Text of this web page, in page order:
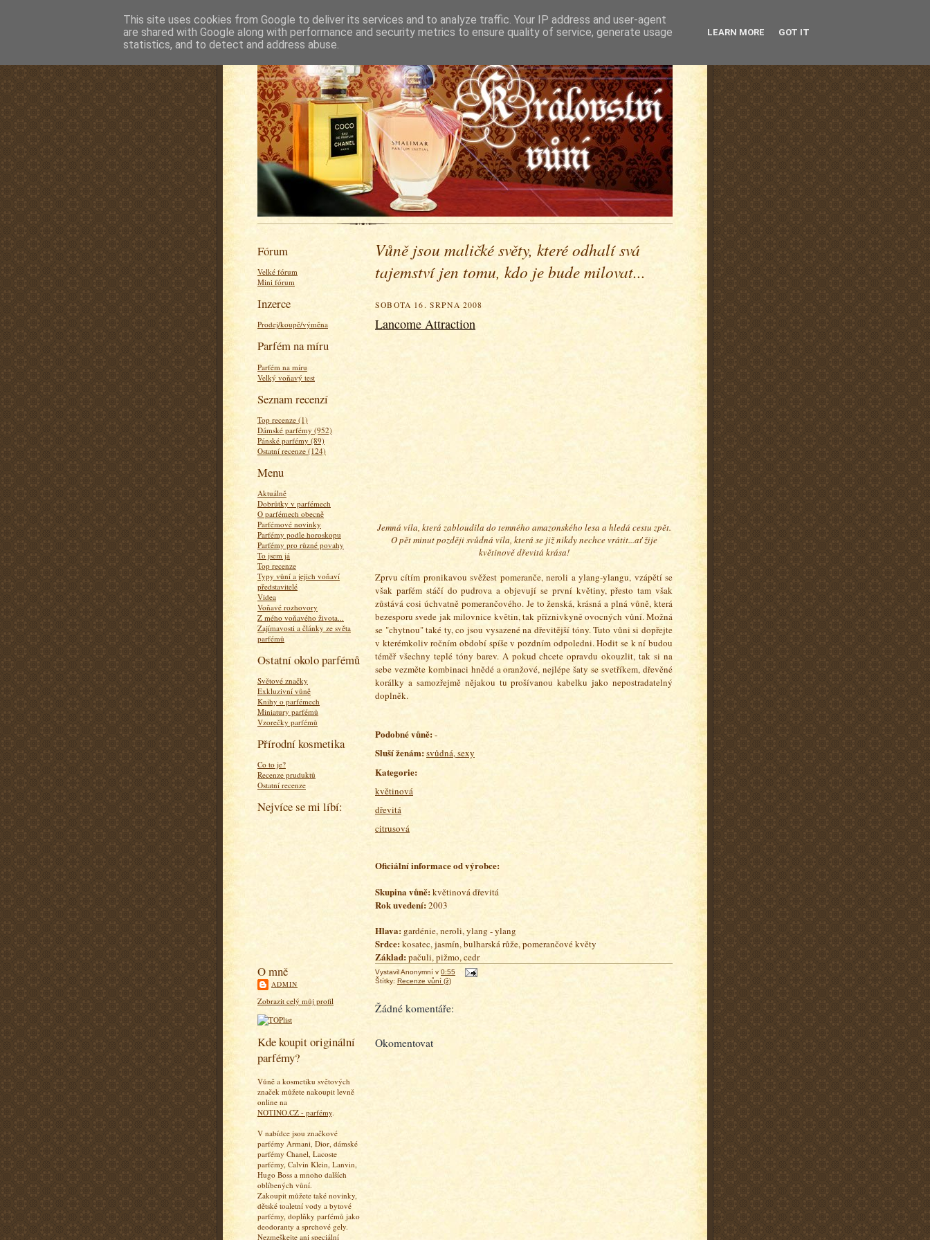
Fórum
Velké fórum
Mini fórum
Inzerce
Prodej/koupě/výměna
Parfém na míru
Parfém na míru
Velký voňavý test
Seznam recenzí
Top recenze (1)
Dámské parfémy (952)
Pánské parfémy (89)
Ostatní recenze (124)
Menu
Aktuálně
Dobrůtky v parfémech
O parfémech obecně
Parfémové novinky
Parfémy podle horoskopu
Parfémy pro různé povahy
To jsem já
Top recenze
Typy vůní a jejich voňaví
představitelé
Videa
Voňavé rozhovory
Z mého voňavého života...
Zajímavosti a články ze světa
parfémů
Ostatní okolo parfémů
Světové značky
Exkluzivní vůně
Knihy o parfémech
Miniatury parfémů
Vzorečky parfémů
Přírodní kosmetika
Co to je?
Recenze pruduktů
Ostatní recenze
Nejvíce se mi líbí:
O mně
ADMIN
Zobrazit celý můj profil
Kde koupit originální
parfémy?
Vůně a kosmetiku světových
značek můžete nakoupit levně
online na
NOTINO.CZ - parfémy.
V nabídce jsou značkové
parfémy Armani, Dior, dámské
parfémy Chanel, Lacoste
parfémy, Calvin Klein, Lanvin,
Hugo Boss a mnoho dalších
oblíbených vůní.
Zakoupit můžete také novinky,
dětské toaletní vody a bytové
parfémy, doplňky parfémů jako
deodoranty a sprchové gely.
Nezmeškejte ani speciální
Vůně jsou maličké světy, které odhalí svá
tajemství jen tomu, kdo je bude milovat...
SOBOTA 16. SRPNA 2008
Lancome Attraction
Jemná víla, která zabloudila do temného amazonského lesa a hledá cestu zpět.
O pět minut později svůdná víla, která se již nikdy nechce vrátit...ať žije
květinově dřevitá krása!
Zprvu cítím pronikavou svěžest pomeranče, neroli a ylang-ylangu, vzápětí se
však parfém stáčí do pudrova a objevují se první květiny, přesto tam však
zůstává cosi úchvatně pomerančového. Je to ženská, krásná a plná vůně, která
bezesporu svede jak milovnice květin, tak příznivkyně ovocných vůní. Možná
se "chytnou" také ty, co jsou vysazené na dřevitější tóny. Tuto vůni si dopřejte
v kterémkoliv ročním období spíše v pozdním odpoledni. Hodit se k ní budou
téměř všechny teplé tóny barev. A pokud chcete opravdu okouzlit, tak si na
sebe vezměte kombinaci hnědé a oranžové, nejlépe šaty se svetříkem, dřevěné
korálky a samozřejmě nějakou tu prošívanou kabelku jako nepostradatelný
doplněk.
Podobné vůně:-
Sluší ženám:svůdná, sexy
Kategorie:
květinová
dřevitá
citrusová
Oficiální informace od výrobce:
Skupina vůně:květinová dřevitá
Rok uvedení:2003
Hlava: gardénie, neroli, ylang - ylang
Srdce:kosatec, jasmín, bulharská růže, pomerančové květy
Základ:pačuli, pižmo, cedr
VystavilAnonymní v 0:55
Štítky: Recenze vůní (ž)
Žádné komentáře:
Okomentovat
This site uses cookies from Google to deliver its services and to analyze traffic. Your IP address and user-agent
are shared with Google along with performance and security metrics to ensure quality of service, generate usage
statistics, and to detect and address abuse.
LEARN MORE GOT IT